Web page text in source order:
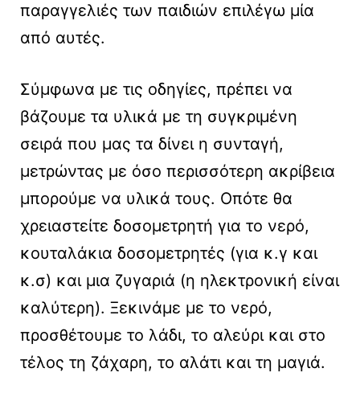
παραγγελιές των παιδιών επιλέγω μία
από αυτές.
Σύμφωνα με τις οδηγίες, πρέπει να
βάζουμε τα υλικά με τη συγκριμένη
σειρά που μας τα δίνει η συνταγή,
μετρώντας με όσο περισσότερη ακρίβεια
μπορούμε να υλικά τους. Οπότε θα
χρειαστείτε δοσομετρητή για το νερό,
κουταλάκια δοσομετρητές (για κ.γ και
κ.σ) και μια ζυγαριά (η ηλεκτρονική είναι
καλύτερη). Ξεκινάμε με το νερό,
προσθέτουμε το λάδι, το αλεύρι και στο
τέλος τη ζάχαρη, το αλάτι και τη μαγιά.